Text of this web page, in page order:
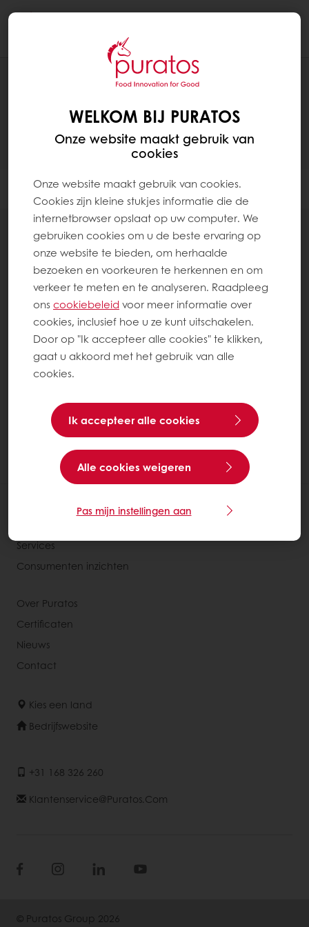
Filter
Praliné en notenpasta´s
Meer over Praline en notenpasta´s
WELKOM BIJ PURATOS
Onze website maakt gebruik van
cookies
Onze website maakt gebruik van cookies.
Cookies zijn kleine stukjes informatie die de
internetbrowser opslaat op uw computer. We
gebruiken cookies om u de beste ervaring op
onze website te bieden, om herhaalde
bezoeken en voorkeuren te herkennen en om
verkeer te meten en te analyseren. Raadpleeg
onscookiebeleid voor meer informatie over
cookies, inclusief hoe u ze kunt uitschakelen.
Door op "Ik accepteer alle cookies" te klikken,
gaat u akkoord met het gebruik van alle
cookies.
Ik accepteer alle cookies
Alle cookies weigeren
Pas mijn instellingen aan
Services
Consumenten inzichten
Over Puratos
Certificaten
Nieuws
Contact
Kies een land
Bedrijfswebsite
+31 168 326 260
Klantenservice@puratos.com
© Puratos Group 2026